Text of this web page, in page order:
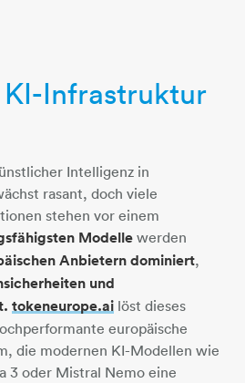
austria-cloud
KI-Infrastruktur
Intelligenz in
rasant, doch viele
stehen vor einem
Modelle werden
Anbietern dominiert,
und
tokeneurope.ai löst dieses
europäische
die modernen KI-Modellen wie
3 oder Mistral Nemo eine